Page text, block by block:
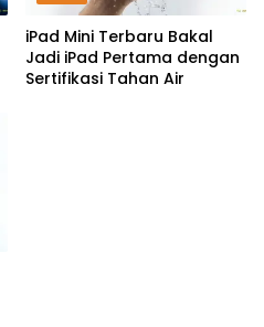
iPad Mini Terbaru Bakal
Jadi iPad Pertama dengan
Sertifikasi Tahan Air